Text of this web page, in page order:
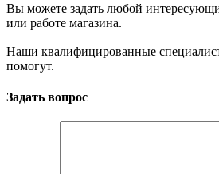
Вы можете задать любой
или работе магазина.
Наши квалифицированные
помогут.
Задать вопрос